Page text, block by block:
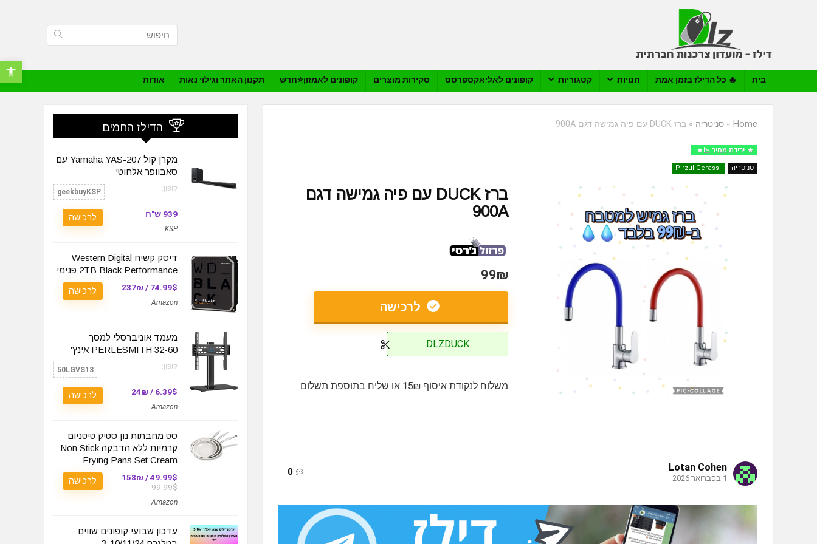
פתח
בית 🔥 כל הדילז בזמן אמת חנויות קטגוריות קופונים לאליאקספרסס סקירות מוצרים קופונים לאמזון⭐️חדש תקנון האתר וגילוי נאות אודות
Home
» סניטריה » ברז DUCK עם פיה גמישה דגם 900A
ירידת מחיר 📉
סניטריה Pirzul Gerassi
ברז DUCK עם פיה גמישה דגם
900A
99₪
לרכישה
DLZDUCK
משלוח לנקודת איסוף 15₪ או שליח בתוספת תשלום
Lotan Cohen
1 בפברואר 2026
0
הדילז החמים
מקרן קול Yamaha YAS-207 עם
סאבוופר אלחוטי
קופון: geekbuyKSP
939 ש"ח
KSP
לרכישה
דיסק קשיח Western Digital
2TB Black Performance פנימי
74.99$ / 237₪
Amazon
לרכישה
מעמד אוניברסלי למסך
PERLESMITH 32-60 אינץ'
קופון: 50LGVS13
6.39$ / 24₪
Amazon
לרכישה
סט מחבתות נון סטיק טיטניום
קרמיות ללא הדבקה Non Stick
Frying Pans Set Cream
49.99$ / 158₪
99.99$
Amazon
לרכישה
עדכון שבועי קופונים שווים